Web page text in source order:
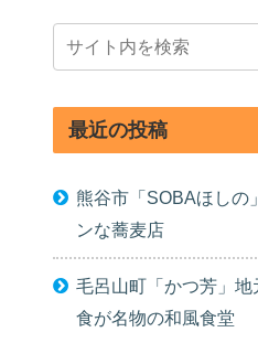
最近の投稿
熊谷市「SOBAほしの
ンな蕎麦店
毛呂山町「かつ芳」
食が名物の和風食堂